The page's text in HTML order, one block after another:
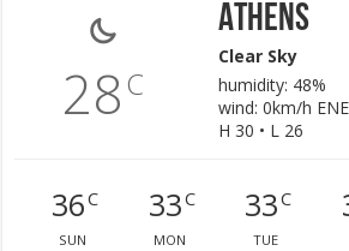
28C
Athens
Clear Sky
humidity: 48%
wind: 0km/h ENE
H 30 • L 26
36C
SUN
33C
MON
33C
TUE